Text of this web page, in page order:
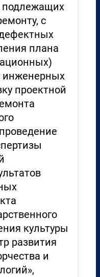
подлежащих
с
плана
инженерных
проектной
культуры
развития
и